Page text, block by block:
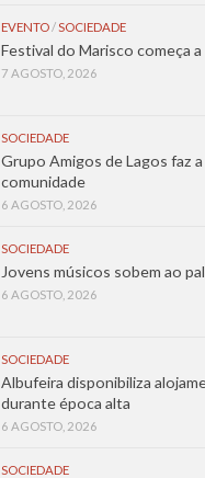
EVENTO/SOCIEDADE
Festival do Marisco começa
7 AGOSTO, 2026
SOCIEDADE
Grupo Amigos de Lagos faz
comunidade
6 AGOSTO, 2026
SOCIEDADE
Jovens músicos sobem ao
6 AGOSTO, 2026
SOCIEDADE
Albufeira disponibiliza
durante época alta
6 AGOSTO, 2026
SOCIEDADE